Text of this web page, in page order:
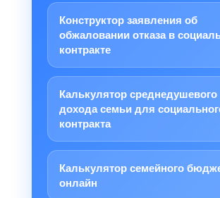
Конструктор заявления об
обжаловании отказа в
контракте
Калькулятор среднедушевого
дохода семьи для
контракта
Калькулятор семейного
онлайн